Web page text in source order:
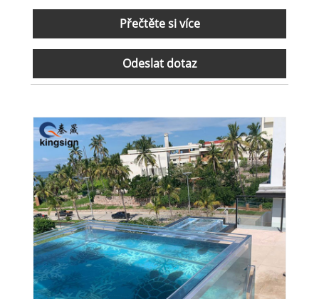
Přečtěte si více
Odeslat dotaz